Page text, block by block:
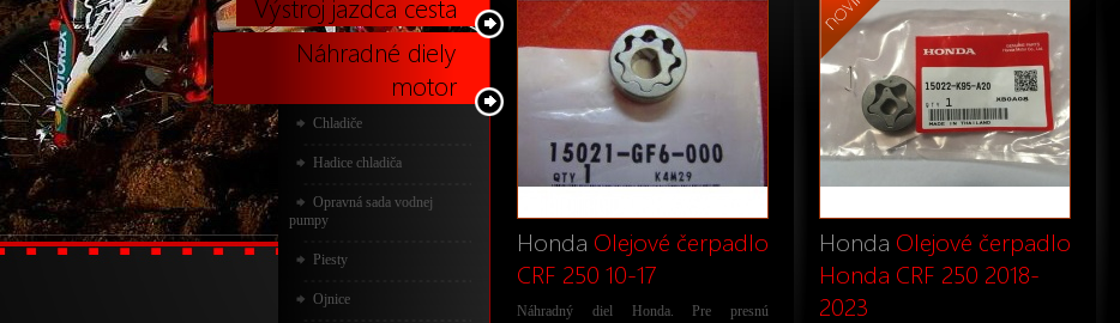
Honda Olejové čerpadlo
CRF 250 10-17
Náhradný diel Honda. Pre presnú
Honda Olejové čerpadlo
Honda CRF 250 2018-
2023
Výstroj jazdca cesta
Náhradné diely
motor
Chladiče
Hadice chladiča
Opravná sada vodnej
pumpy
Piesty
Ojnice